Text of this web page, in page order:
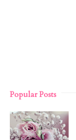
Popular Posts